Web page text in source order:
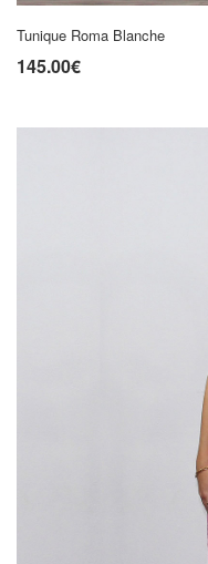
Tunique Roma Blanche
145.00€